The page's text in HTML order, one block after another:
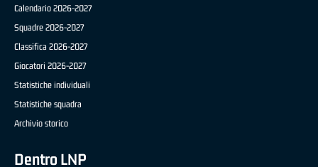
Calendario 2026-2027
Squadre 2026-2027
Classifica 2026-2027
Giocatori 2026-2027
Statistiche individuali
Statistiche squadra
Archivio storico
Dentro LNP